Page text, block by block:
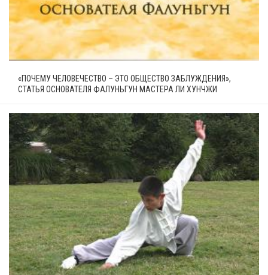
«ПОЧЕМУ ЧЕЛОВЕЧЕСТВО – ЭТО ОБЩЕСТВО ЗАБЛУЖДЕНИЯ»,
СТАТЬЯ ОСНОВАТЕЛЯ ФАЛУНЬГУН МАСТЕРА ЛИ ХУНЧЖИ